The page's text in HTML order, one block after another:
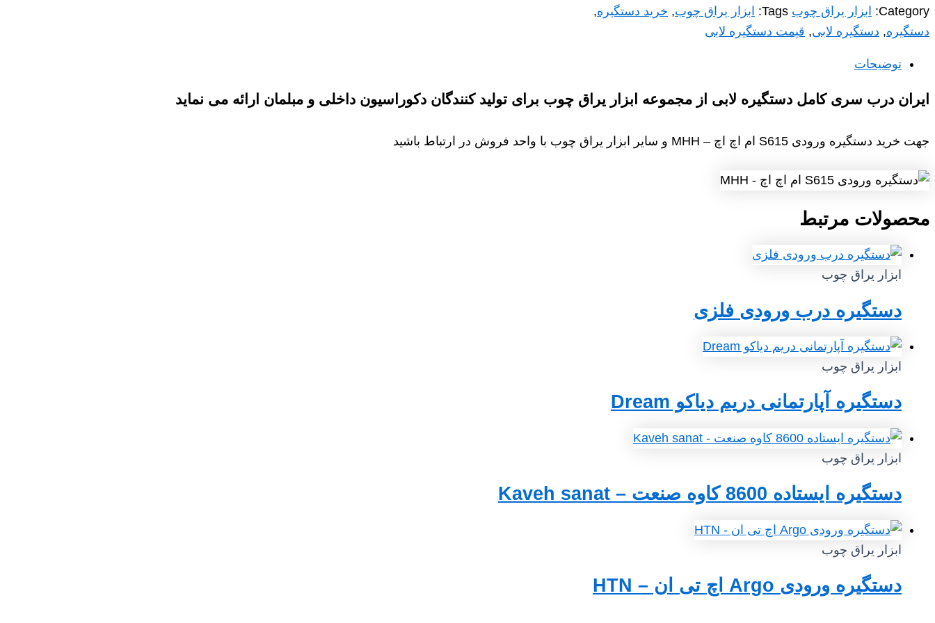
Category: ابزار یراق چوب Tags: ابزار یراق چوب, خرید دستگیره,
دستگیره, دستگیره لابی, قیمت دستگیره لابی
توضیحات
ایران درب سری کامل دستگیره لابی از مجموعه ابزار یراق چوب برای تولید کنندگان دکوراسیون داخلی و مبلمان ارائه می نماید
جهت خرید دستگیره ورودی S615 ام اچ اچ – MHH و سایر ابزار یراق چوب با واحد فروش در ارتباط باشید
محصولات مرتبط
ابزار یراق چوب
دستگیره درب ورودی فلزی
ابزار یراق چوب
دستگیره آپارتمانی دریم دیاکو Dream
ابزار یراق چوب
دستگیره ایستاده 8600 کاوه صنعت – Kaveh sanat
ابزار یراق چوب
دستگیره ورودی Argo اچ تی ان – HTN